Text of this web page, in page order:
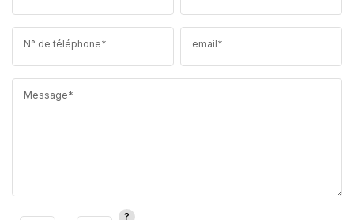
N° de téléphone* email*
Message*